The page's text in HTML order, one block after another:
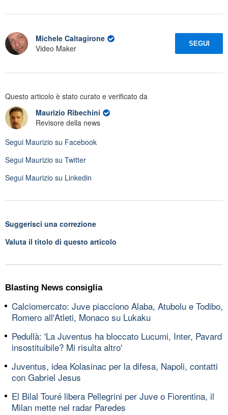
Michele Caltagirone
Video Maker
SEGUI
Questo articolo è stato curato e verificato da
Maurizio Ribechini
Revisore della news
Segui Maurizio su Facebook
Segui Maurizio su Twitter
Segui Maurizio su Linkedin
Suggerisci una correzione
Valuta il titolo di questo articolo
Blasting News consiglia
Calciomercato: Juve piacciono Alaba, Atubolu e Todibo,
Romero all'Atleti, Monaco su Lukaku
Pedullà: 'La Juventus ha bloccato Lucumi, Inter, Pavard
insostituibile? Mi risulta altro'
Juventus, idea Kolasinac per la difesa, Napoli, contatti
con Gabriel Jesus
El Bilal Touré libera Pellegrini per Juve o Fiorentina, il
Milan mette nel radar Paredes